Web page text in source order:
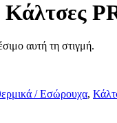
Κάλτσες
αυτή τη στιγμή.
/ Εσώρουχα,